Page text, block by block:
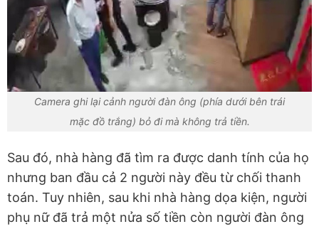
Camera ghi lại cảnh người đàn ông (phía dưới bên trái
mặc đồ trắng) bỏ đi mà không trả tiền.
Sau đó, nhà hàng đã tìm ra được danh tính của họ
nhưng ban đầu cả 2 người này đều từ chối thanh
toán. Tuy nhiên, sau khi nhà hàng dọa kiện, người
phụ nữ đã trả một nửa số tiền còn người đàn ông